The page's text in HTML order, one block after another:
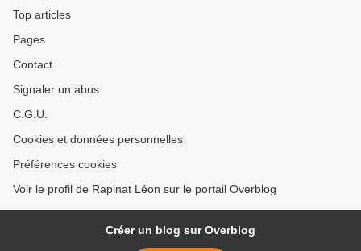
Top articles
Pages
Contact
Signaler un abus
C.G.U.
Cookies et données personnelles
Préférences cookies
Voir le profil de Rapinat Léon sur le portail Overblog
Créer un blog sur Overblog